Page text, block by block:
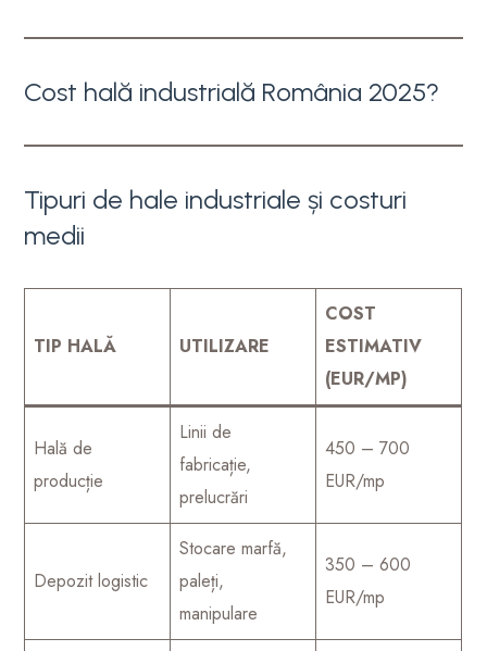
Cost hală industrială România 2025?
Tipuri de hale industriale și costuri
medii
TIP HALĂ UTILIZARE
COST
ESTIMATIV
(EUR/MP)
Hală de
producție
Linii de
fabricație,
prelucrări
450 – 700
EUR/mp
Depozit logistic
Stocare marfă,
paleți,
manipulare
350 – 600
EUR/mp